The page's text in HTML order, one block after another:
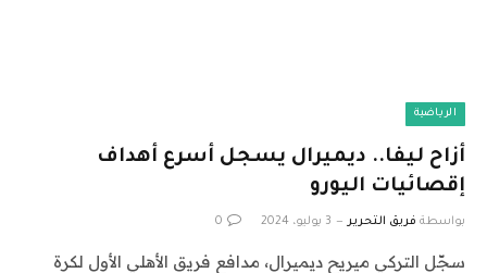
الرياضية
أزاح ليفا.. ديميرال يسجل أسرع أهداف
إقصائيات اليورو
بواسطة فريق التحرير 3 يوليو، 2024 0
سجّل التركي ميريح ديميرال، مدافع فريق الأهلي الأول لكرة